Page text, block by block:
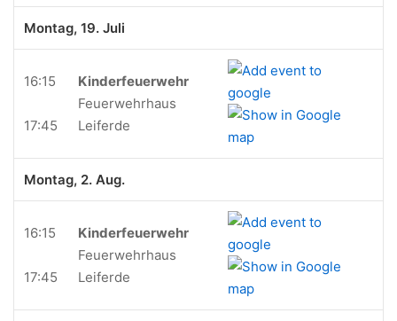
Montag, 19. Juli
16:15
17:45
Kinderfeuerwehr
Feuerwehrhaus
Leiferde
Montag, 2. Aug.
16:15
17:45
Kinderfeuerwehr
Feuerwehrhaus
Leiferde